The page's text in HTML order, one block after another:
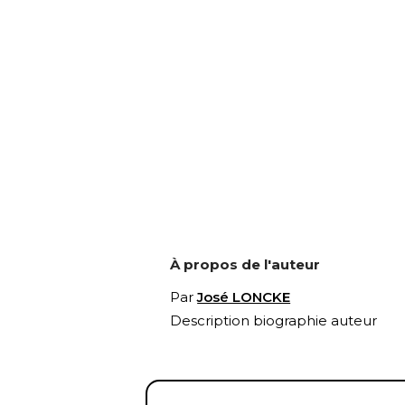
À propos de l'auteur
ParJosé LONCKE
Description biographie auteur